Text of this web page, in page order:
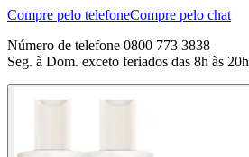
Compre pelo telefoneCompre pelo chat
Número de telefone 0800 773 3838
Seg. à Dom. exceto feriados das 8h às 20h